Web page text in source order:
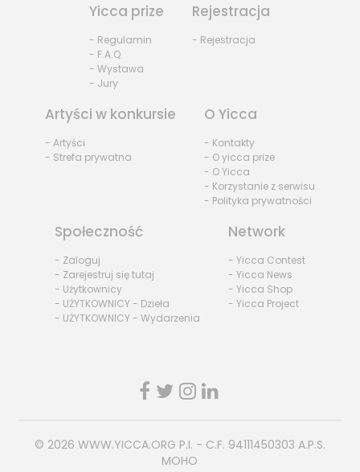
Yicca prize
- Regulamin
- F.A.Q.
- Wystawa
- Jury
Rejestracja
- Rejestracja
Artyści w konkursie
- Artyści
- Strefa prywatna
O Yicca
- Kontakty
- O yicca prize
- O Yicca
- Korzystanie z serwisu
- Polityka prywatności
Społeczność
- Zaloguj
- Zarejestruj się tutaj
- Użytkownicy
- UŻYTKOWNICY - Dzieła
- UŻYTKOWNICY - Wydarzenia
Network
- Yicca Contest
- Yicca News
- Yicca Shop
- Yicca Project
© 2026 WWW.YICCA.ORG P.I. - C.F. 94111450303 A.P.S.
MOHO